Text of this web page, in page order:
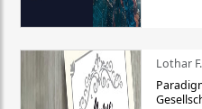
Lothar